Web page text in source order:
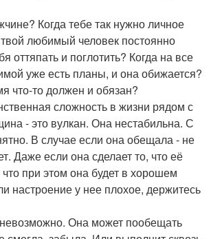
Когда тебе так нужно личное
любимый человек постоянно
оттяпать и поглотить? Когда на все
уже есть планы, и она обижается?
что-то должен и обязан?
сложность в жизни рядом с
- это вулкан. Она нестабильна. С
В случае если она обещала - не
Даже если она сделает то, что её
при этом она будет в хорошем
настроение у нее плохое, держитесь
Она может пообещать